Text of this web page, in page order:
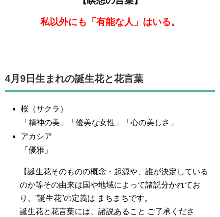
私以外にも「有能な人」はいる。
4月9日生まれの誕生花と花言葉
桜（サクラ）
「精神の美」「優美な女性」「心の美しさ」
アカシア
「優雅」
【誕生花そのものの概念・起源や、誰が決定している
のか等その由来は国や地域によって諸説分かれてお
り、”誕生花”の定義は まちまちです。
誕生花と花言葉には、諸説あること ご了承くださ